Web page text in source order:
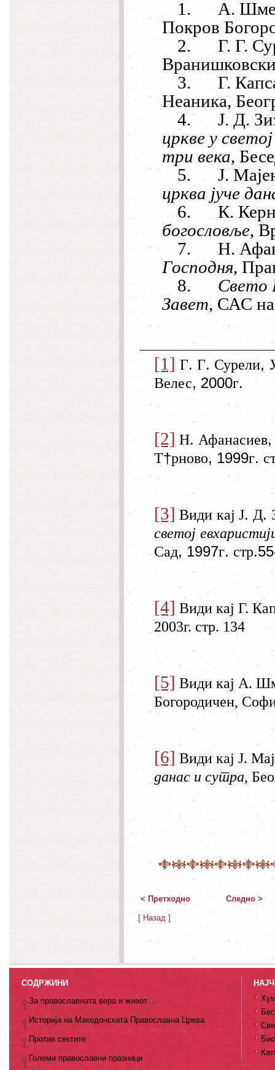
1.
А.
Покров
2.
Г. Г.
3.
Г.
Неаника,
4.
Ј. Д.
цркве у
три века,
5.
Ј.
црква јуче
6.
К.
богословље,
7.
Н.
Господня,
8.
Свето
Завет, САС
[1] Г. Г. Сурели,
Велес, 2000г.
[2] Н. Афанасиев
Т†рново, 1999г.
[3] Види кај Ј. Д.
светој
Сад, 1997г. стр
[4] Види кај Г.
2003г. стр. 134
[5] Види кај А.
Богородичен,
[6] Види кај Ј.
данас и сутра,
< Претходно Следно >
[ Назад ]
СОДРЖИНИ
За православната вера и живот...
Историја на Македонската Православна Црква
Против сектите
Големи православни празници